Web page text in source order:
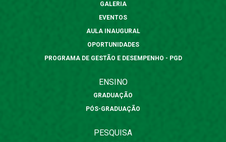
GALERIA
EVENTOS
AULA INAUGURAL
OPORTUNIDADES
PROGRAMA DE GESTÃO E DESEMPENHO - PGD
ENSINO
GRADUAÇÃO
PÓS-GRADUAÇÃO
PESQUISA